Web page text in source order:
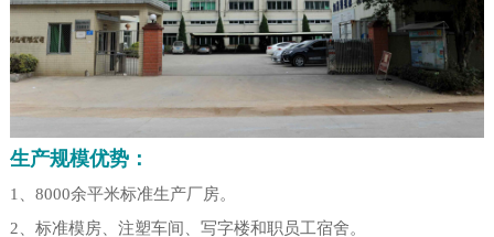
生产规模优势：
1、8000余平米标准生产厂房。
2、标准模房、注塑车间、写字楼和职员工宿舍。